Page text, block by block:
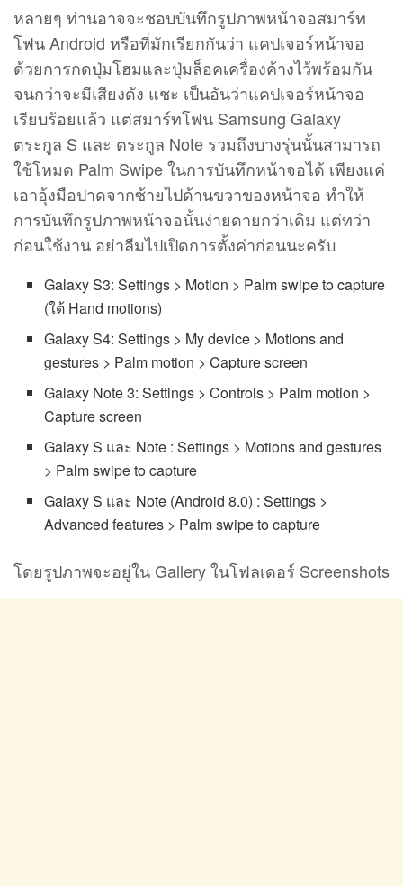
หลายๆ ท่านอาจจะชอบบันทึกรูปภาพหน้าจอสมาร์ท
โฟน Android หรือที่มักเรียกกันว่า แคปเจอร์หน้าจอ
ด้วยการกดปุ่มโฮมและปุ่มล็อคเครื่องค้างไว้พร้อมกัน
จนกว่าจะมีเสียงดัง แชะ เป็นอันว่าแคปเจอร์หน้าจอ
เรียบร้อยแล้ว แต่สมาร์ทโฟน Samsung Galaxy
ตระกูล S และ ตระกูล Note รวมถึงบางรุ่นนั้นสามารถ
ใช้โหมด Palm Swipe ในการบันทึกหน้าจอได้ เพียงแค่
เอาอุ้งมือปาดจากซ้ายไปด้านขวาของหน้าจอ ทำให้
การบันทึกรูปภาพหน้าจอนั้นง่ายดายกว่าเดิม แต่ทว่า
ก่อนใช้งาน อย่าลืมไปเปิดการตั้งค่าก่อนนะครับ
Galaxy S3: Settings > Motion > Palm swipe to capture
(ใต้ Hand motions)
Galaxy S4: Settings > My device > Motions and
gestures > Palm motion > Capture screen
Galaxy Note 3: Settings > Controls > Palm motion >
Capture screen
Galaxy S และ Note : Settings > Motions and gestures
> Palm swipe to capture
Galaxy S และ Note (Android 8.0) : Settings >
Advanced features > Palm swipe to capture
โดยรูปภาพจะอยู่ใน Gallery ในโฟลเดอร์ Screenshots